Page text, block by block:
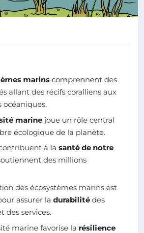
marins comprennent des
allant des récifs coralliens aux
océaniques.
marine joue un rôle central
écologique de la planète.
à la santé de notre
des millions
des écosystèmes marins est
assurer la durabilité des
des services.
marine favorise la résilience